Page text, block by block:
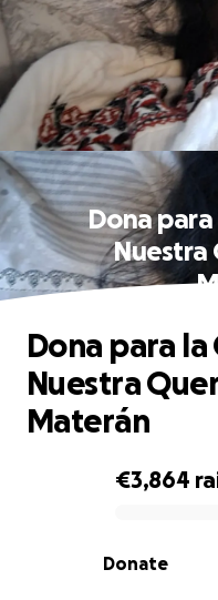
Dona
Nuestra
0% complete
€3,864
Donate
Dona para
Nuestra
Materán